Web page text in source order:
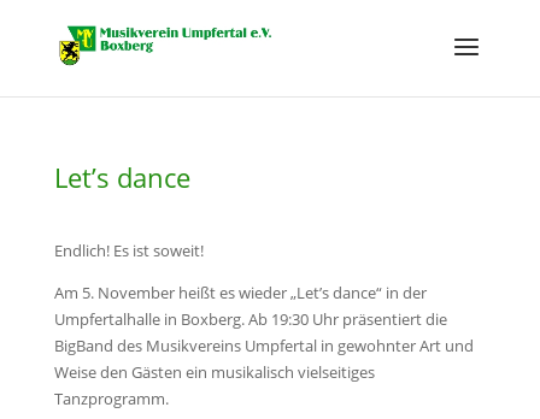
Let’s dance
Endlich! Es ist soweit!
Am 5. November heißt es wieder „Let’s dance“ in der
Umpfertalhalle in Boxberg. Ab 19:30 Uhr präsentiert die
BigBand des Musikvereins Umpfertal in gewohnter Art und
Weise den Gästen ein musikalisch vielseitiges
Tanzprogramm.